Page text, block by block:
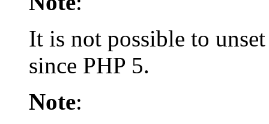
It is not possible to
since PHP 5.
Note: